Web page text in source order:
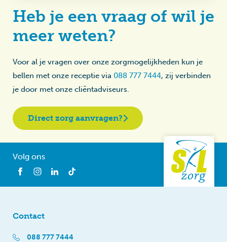
Heb je een vraag of wil je
meer weten?
Voor al je vragen over onze zorgmogelijkheden kun je
bellen met onze receptie via 088 777 7444, zij verbinden
je door met onze cliëntadviseurs.
Direct zorg aanvragen?
Volg ons
Contact
088 777 7444